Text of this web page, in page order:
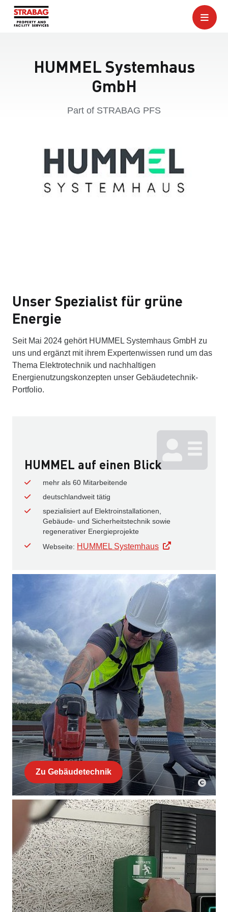
HUMMEL Systemhaus
GmbH
Part of STRABAG PFS
Unser Spezialist für grüne
Energie
Seit Mai 2024 gehört HUMMEL Systemhaus GmbH zu
uns und ergänzt mit ihrem Expertenwissen rund um das
Thema Elektrotechnik und nachhaltigen
Energienutzungskonzepten unser Gebäudetechnik-
Portfolio.
HUMMEL auf einen Blick
mehr als 60 Mitarbeitende
deutschlandweit tätig
spezialisiert auf Elektroinstallationen,
Gebäude- und Sicherheitstechnik sowie
regenerativer Energieprojekte
Webseite: HUMMEL Systemhaus
Zu Gebäudetechnik